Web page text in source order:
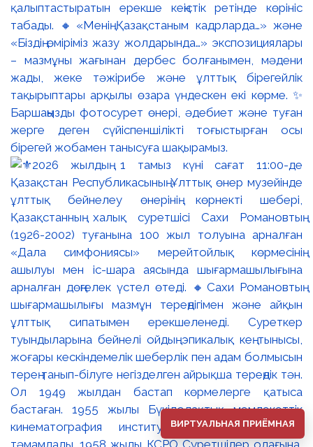
қалыптастыратын ерекше кеңістік ретінде көрініс
табады. 🔸«Менің Қазақстаным кадрларда…» және
«Біздің өміріміз жазу жолдарында…» экспозициялары
– мазмұны жағынан дербес болғанымен, мәдени
жады, жеке тәжірибе және ұлттық бірегейлік
тақырыптары арқылы өзара үндескен екі көрме. ✨
Баршаңызды фотосурет өнері, әдебиет және туған
жерге деген сүйіспеншілікті тоғыстырған осы
бірегей жобамен танысуға шақырамыз.
ВИРТУАЛЬНАЯ ПРИЁМНАЯ